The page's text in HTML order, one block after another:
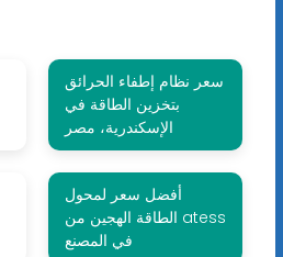
سعر نظام إطفاء الحرائق
بتخزين الطاقة في
الإسكندرية، مصر
أفضل سعر لمحول
الطاقة الهجين من atess
في المصنع